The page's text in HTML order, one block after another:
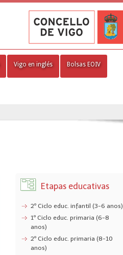
Vigo en inglés Bolsas EOIV
Etapas educativas
2º Ciclo educ. infantil (3-6 anos)
1º Ciclo educ. primaria (6-8
anos)
2º Ciclo educ. primaria (8-10
anos)